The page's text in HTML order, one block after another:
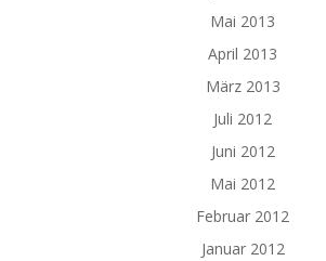
Mai 2013
April 2013
März 2013
Juli 2012
Juni 2012
Mai 2012
Februar 2012
Januar 2012